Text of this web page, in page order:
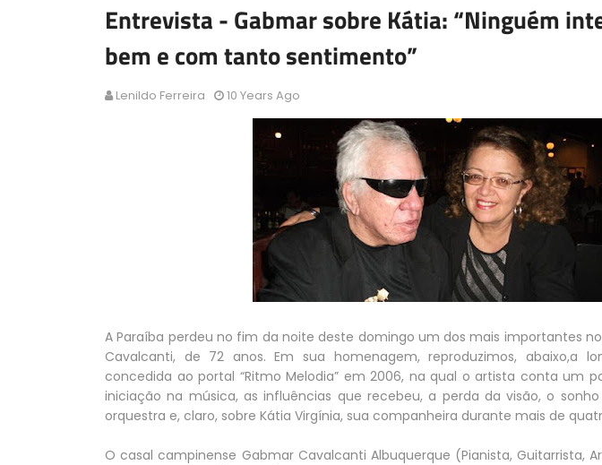
Entrevista - Gabmar sobre Kátia: “Ninguém
bem e com tanto sentimento”
Lenildo Ferreira 10 Years Ago
A Paraíba perdeu no fim da noite deste domingo um dos mais importantes
Cavalcanti, de 72 anos. Em sua homenagem, reproduzimos, abaixo,a
concedida ao portal “Ritmo Melodia” em 2006, na qual o artista conta um
iniciação na música, as influências que recebeu, a perda da visão, o
orquestra e, claro, sobre Kátia Virgínia, sua companheira durante mais de
O casal campinense Gabmar Cavalcanti Albuquerque (Pianista, Guitarrista,